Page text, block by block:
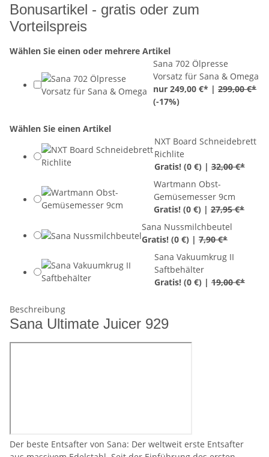
Bonusartikel - gratis oder zum
Vorteilspreis
Wählen Sie einen oder mehrere Artikel
Sana 702 Ölpresse
Vorsatz für Sana & Omega
nur 249,00 €* |299,00 €*
(-17%)
Wählen Sie einen Artikel
NXT Board Schneidebrett
Richlite
Gratis!(0 €) |32,00 €*
Wartmann Obst-
Gemüsemesser 9cm
Gratis! (0 €) |27,95 €*
Sana Nussmilchbeutel
Gratis! (0 €) | 7,90 €*
Sana Vakuumkrug II
Saftbehälter
Gratis!(0 €) | 19,00 €*
Beschreibung
Sana Ultimate Juicer 929
Der beste Entsafter von Sana: Der weltweit erste Entsafter